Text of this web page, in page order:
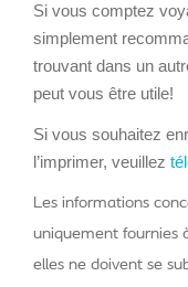
Si vous comptez
simplement
trouvant dans un
peut vous être utile!
Si vous souhaitez
l’imprimer, veuillez
Les informations
uniquement fournies
elles ne doivent se